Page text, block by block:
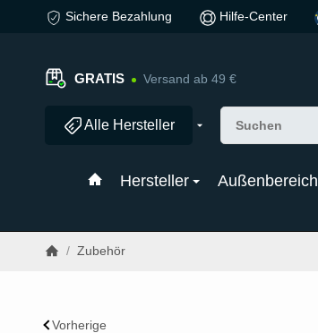
Sichere Bezahlung Hilfe-Center
GRATIS Versand ab 49 €
Alle Hersteller
Hersteller Außenbereich
/ Zubehör
Vorherige